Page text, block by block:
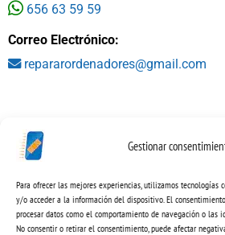
Gestionar
Para ofrecer las mejores experiencias, utilizamos tecnologías
y/o acceder a la información del dispositivo. El
procesar datos como el comportamiento de navegación o las
No consentir o retirar el consentimiento, puede afectar
656 63 59 59
Correo Electrónico:
repararordenadores@gmail.com